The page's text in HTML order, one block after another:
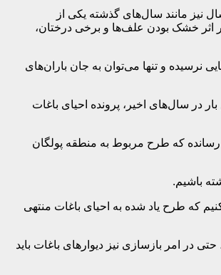
نیز مانند سال‌های گذشته یکی از
اثر خشک بودن علف‌ها و برخی درختان،
نرسیده و تنها می‌توان به جان باران‌های
در سال‌های اخیر، پرونده احیای باغات
که طرح مربوط به منطقه پولگان
باشیم.
که طرح یاد شده به احیای باغات منتهی
در امر بازسازی نیز دیوارهای باغات باید